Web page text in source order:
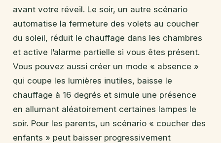
avant votre réveil. Le soir, un autre scénario
automatise la fermeture des volets au coucher
du soleil, réduit le chauffage dans les chambres
et active l’alarme partielle si vous êtes présent.
Vous pouvez aussi créer un mode « absence »
qui coupe les lumières inutiles, baisse le
chauffage à 16 degrés et simule une présence
en allumant aléatoirement certaines lampes le
soir. Pour les parents, un scénario « coucher des
enfants » peut baisser progressivement